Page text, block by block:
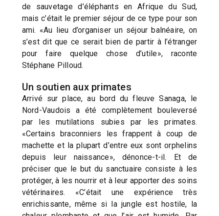
de sauvetage d’éléphants en Afrique du Sud,
mais c’était le premier séjour de ce type pour son
ami. «Au lieu d’organiser un séjour balnéaire, on
s’est dit que ce serait bien de partir à l’étranger
pour faire quelque chose d’utile», raconte
Stéphane Pilloud.
Un soutien aux primates
Arrivé sur place, au bord du fleuve Sanaga, le
Nord-Vaudois a été complètement bouleversé
par les mutilations subies par les primates.
«Certains braconniers les frappent à coup de
machette et la plupart d’entre eux sont orphelins
depuis leur naissance», dénonce-t-il. Et de
préciser que le but du sanctuaire consiste à les
protéger, à les nourrir et à leur apporter des soins
vétérinaires. «C’était une expérience très
enrichissante, même si la jungle est hostile, la